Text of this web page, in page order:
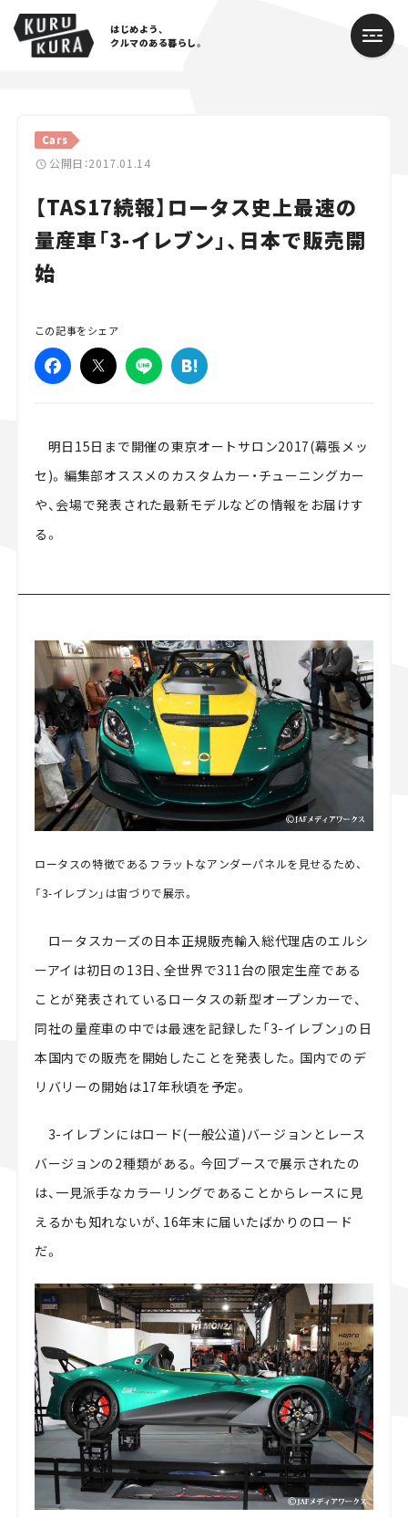
はじめよう、
クルマのある暮らし。
Cars
公開日：2017.01.14
【TAS17続報】ロータス史上最速の
量産車「3-イレブン」、日本で販売開
始
この記事をシェア
明日15日まで開催の東京オートサロン2017(幕張メッ
セ)。編集部オススメのカスタムカー・チューニングカー
や、会場で発表された最新モデルなどの情報をお届けす
る。
ロータスの特徴であるフラットなアンダーパネルを見せるため、
「3-イレブン」は宙づりで展示。
ロータスカーズの日本正規販売輸入総代理店のエルシ
ーアイは初日の13日、全世界で311台の限定生産である
ことが発表されているロータスの新型オープンカーで、
同社の量産車の中では最速を記録した「3-イレブン」の日
本国内での販売を開始したことを発表した。国内でのデ
リバリーの開始は17年秋頃を予定。
3-イレブンにはロード(一般公道)バージョンとレース
バージョンの2種類がある。今回ブースで展示されたの
は、一見派手なカラーリングであることからレースに見
えるかも知れないが、16年末に届いたばかりのロード
だ。
Cars
Lifestyle
Traffic
Special
Series
Campaign
マツダ｜Mazda
マツダ ロードスター｜Mazda Roadster